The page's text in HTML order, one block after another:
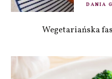
DANIA
Wegetariańska